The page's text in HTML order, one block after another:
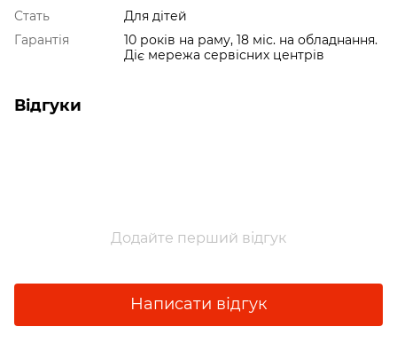
Стать
Для дітей
Гарантія
10 років на раму, 18 міс. на обладнання.
Діє мережа сервісних центрів
Відгуки
Додайте перший відгук
Написати відгук